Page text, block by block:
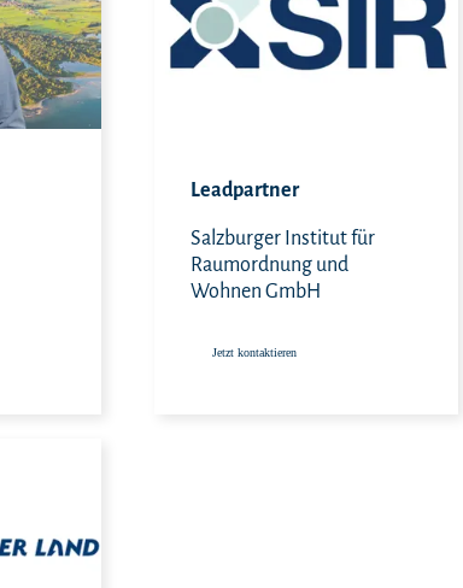
Leadpartner
Salzburger Institut für
Raumordnung und
Wohnen GmbH
Jetzt kontaktieren